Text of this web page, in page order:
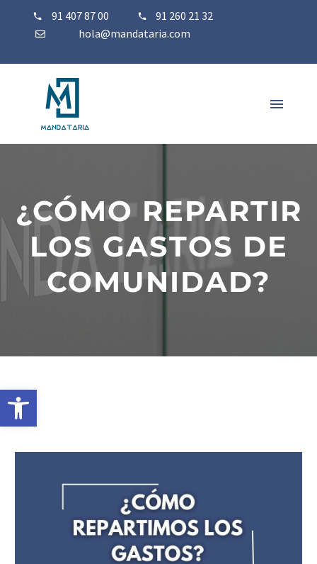
Abrir barra de herramientas
91 407 87 00
91 260 21 32
hola@mandataria.com
¿CÓMO REPARTIR
LOS GASTOS DE
COMUNIDAD?